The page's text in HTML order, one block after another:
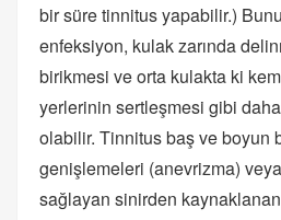
bir süre tinnitus yapabilir.)
enfeksiyon, kulak zarında
birikmesi ve orta kulakta ki
yerlerinin sertleşmesi gibi
olabilir. Tinnitus baş ve boyun
genişlemeleri (anevrizma)
sağlayan sinirden